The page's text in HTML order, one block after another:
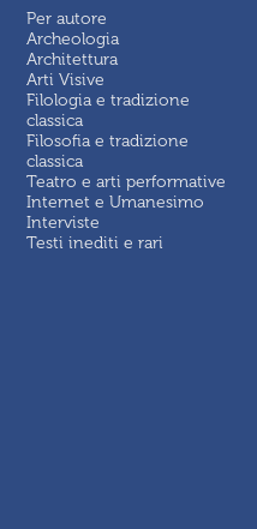
Per autore
Archeologia
Architettura
Arti Visive
Filologia e tradizione
classica
Filosofia e tradizione
classica
Teatro e arti performative
Internet e Umanesimo
Interviste
Testi inediti e rari